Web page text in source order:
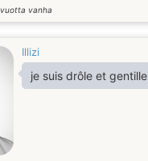
vuotta vanha
Illizi
je suis drôle et gentille